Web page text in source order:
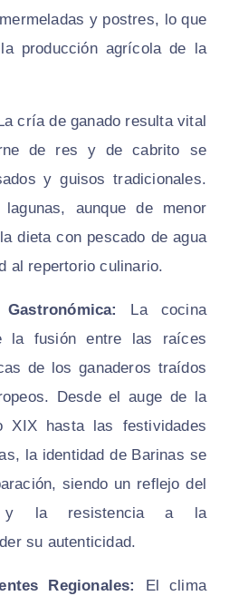
y postres, lo que
producción agrícola de la
cría de ganado resulta vital
de res y de cabrito se
y guisos tradicionales.
aunque de menor
dieta con pescado de agua
al repertorio culinario.
La cocina
la fusión entre las raíces
de los ganaderos traídos
Desde el auge de la
XIX hasta las festividades
la identidad de Barinas se
siendo un reflejo del
y la resistencia a la
su autenticidad.
Regionales:
El clima